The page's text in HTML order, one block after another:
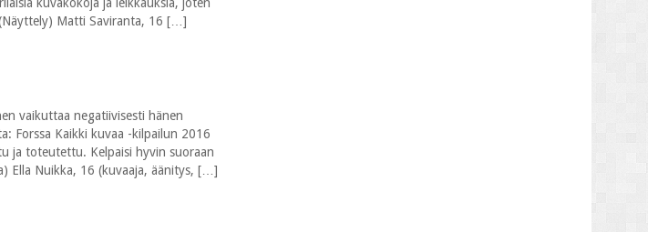
Matti Saviranta, 16 […]
vaikuttaa negatiivisesti hänen
Forssa Kaikki kuvaa -kilpailun 2016
ja toteutettu. Kelpaisi hyvin suoraan
Ella Nuikka, 16 (kuvaaja, äänitys, […]